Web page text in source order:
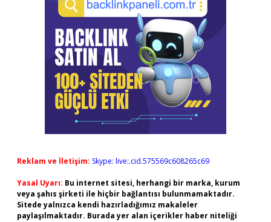
Reklam ve İletişim: Skype: live:.cid.575569c608265c69
Yasal Uyarı: Bu internet sitesi, herhangi bir marka, kurum
veya şahıs şirketi ile hiçbir bağlantısı bulunmamaktadır.
Sitede yalnızca kendi hazırladığımız makaleler
paylaşılmaktadır. Burada yer alan içerikler haber niteliği